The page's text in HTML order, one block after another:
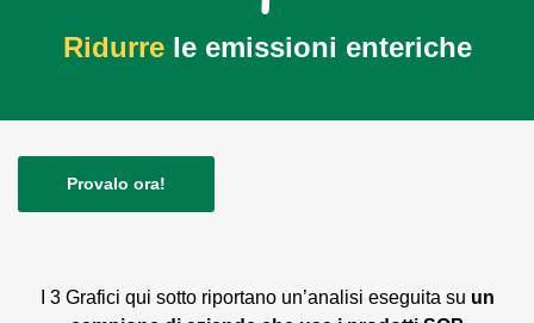
Ridurre le emissioni enteriche
Provalo ora!
I 3 Grafici qui sotto riportano un’analisi eseguita su un